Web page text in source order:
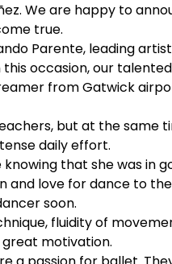
We are happy to
true.
Parente, leading
occasion, our
from Gatwick
but at the same
daily effort.
that she was in
love for dance to
soon.
fluidity of
motivation.